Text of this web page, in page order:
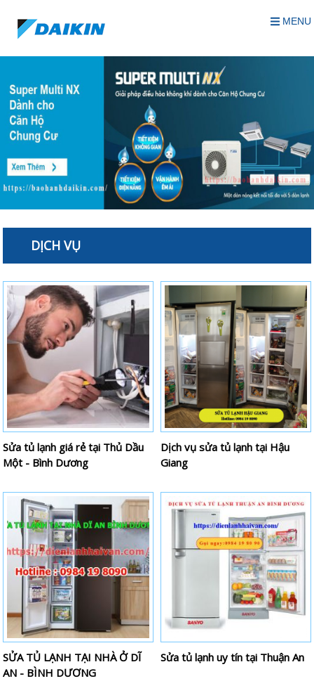
MENU
DỊCH VỤ
Sửa tủ lạnh giá rẻ tại Thủ Dầu
Một - Bình Dương
Dịch vụ sửa tủ lạnh tại Hậu
Giang
SỬA TỦ LẠNH TẠI NHÀ Ở DĨ
AN - BÌNH DƯƠNG
Sửa tủ lạnh uy tín tại Thuận An